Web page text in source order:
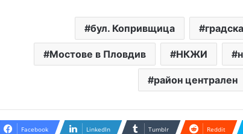
бул. Копривщица
Мостове в Пловдив НКЖИ
район централен
Facebook LinkedIn Tumblr Reddit